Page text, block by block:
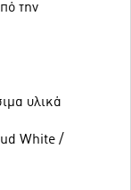
την
υλικά
White /